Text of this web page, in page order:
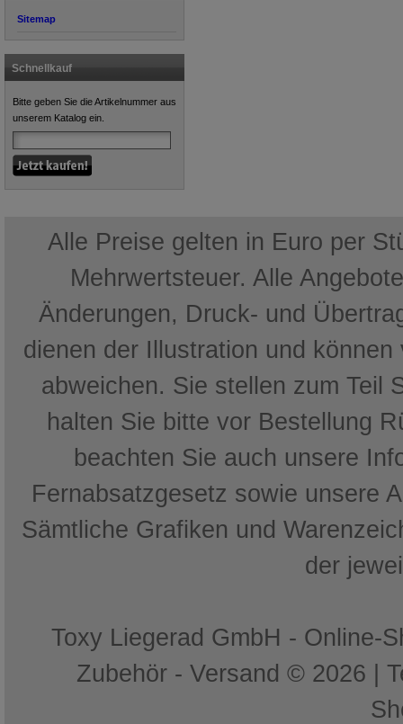
Sitemap
Schnellkauf
Bitte geben Sie die Artikelnummer aus
unserem Katalog ein.
Alle Preise gelten in Euro per
Mehrwertsteuer. Alle
Änderungen, Druck- und
dienen der Illustration und
abweichen. Sie stellen zum Teil
halten Sie bitte vor Bestellung
beachten Sie auch unsere
Fernabsatzgesetz sowie unsere
Sämtliche Grafiken und
der
Toxy Liegerad GmbH - Online-
Zubehör - Versand © 2026 |